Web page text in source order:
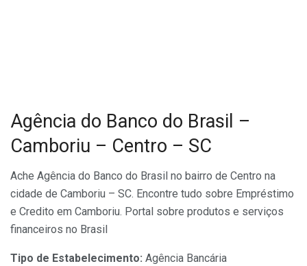
Agência do Banco do Brasil –
Camboriu – Centro – SC
Ache Agência do Banco do Brasil no bairro de Centro na
cidade de Camboriu – SC. Encontre tudo sobre Empréstimo
e Credito em Camboriu. Portal sobre produtos e serviços
financeiros no Brasil
Tipo de Estabelecimento: Agência Bancária